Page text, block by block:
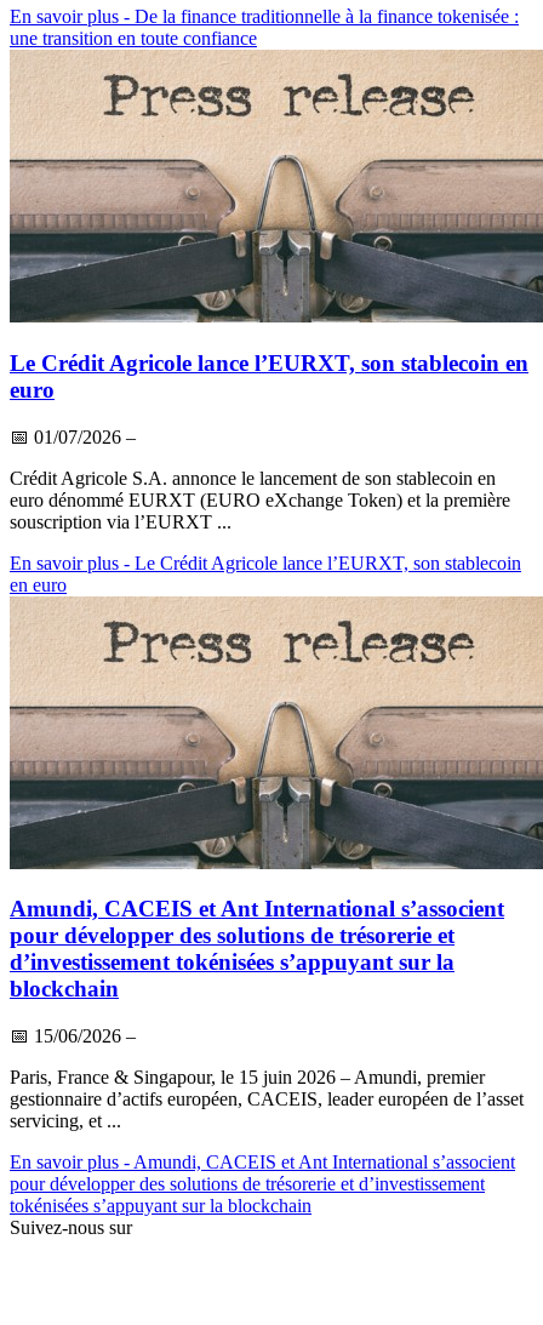
En savoir plus - De la finance traditionnelle à la finance tokenisée :
une transition en toute confiance
Le Crédit Agricole lance l’EURXT, son stablecoin en
euro
📅 01/07/2026 –
Crédit Agricole S.A. annonce le lancement de son stablecoin en
euro dénommé EURXT (EURO eXchange Token) et la première
souscription via l’EURXT ...
En savoir plus - Le Crédit Agricole lance l’EURXT, son stablecoin
en euro
Amundi, CACEIS et Ant International s’associent
pour développer des solutions de trésorerie et
d’investissement tokénisées s’appuyant sur la
blockchain
📅 15/06/2026 –
Paris, France & Singapour, le 15 juin 2026 – Amundi, premier
gestionnaire d’actifs européen, CACEIS, leader européen de l’asset
servicing, et ...
En savoir plus - Amundi, CACEIS et Ant International s’associent
pour développer des solutions de trésorerie et d’investissement
tokénisées s’appuyant sur la blockchain
Suivez-nous sur